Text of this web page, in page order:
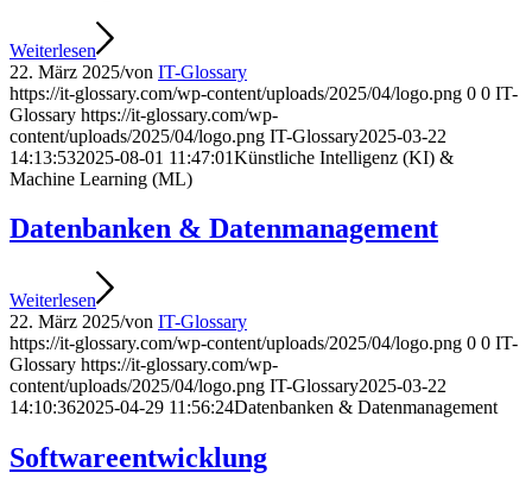
Weiterlesen
22. März 2025/von IT-Glossary
https://it-glossary.com/wp-content/uploads/2025/04/logo.png 0 0 IT-
Glossary https://it-glossary.com/wp-
content/uploads/2025/04/logo.png IT-Glossary2025-03-22
14:13:532025-08-01 11:47:01Künstliche Intelligenz (KI) &
Machine Learning (ML)
Datenbanken & Datenmanagement
Weiterlesen
22. März 2025/von IT-Glossary
https://it-glossary.com/wp-content/uploads/2025/04/logo.png 0 0 IT-
Glossary https://it-glossary.com/wp-
content/uploads/2025/04/logo.png IT-Glossary2025-03-22
14:10:362025-04-29 11:56:24Datenbanken & Datenmanagement
Softwareentwicklung